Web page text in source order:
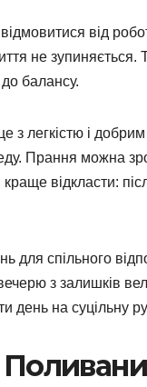
від
не
балансу.
з легкістю і
Прання можна
відкласти:
для спільного
з залишків
день на суцільну